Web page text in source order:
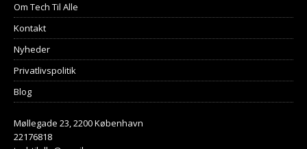
Om Tech Til Alle
Kontakt
Nyheder
Privatlivspolitik
Blog
Møllegade 23, 2200 København
22176818